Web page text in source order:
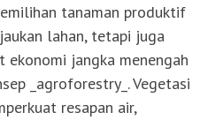
tanaman produktif
lahan, tetapi juga
ekonomi jangka menengah
_agroforestry_. Vegetasi
resapan air,